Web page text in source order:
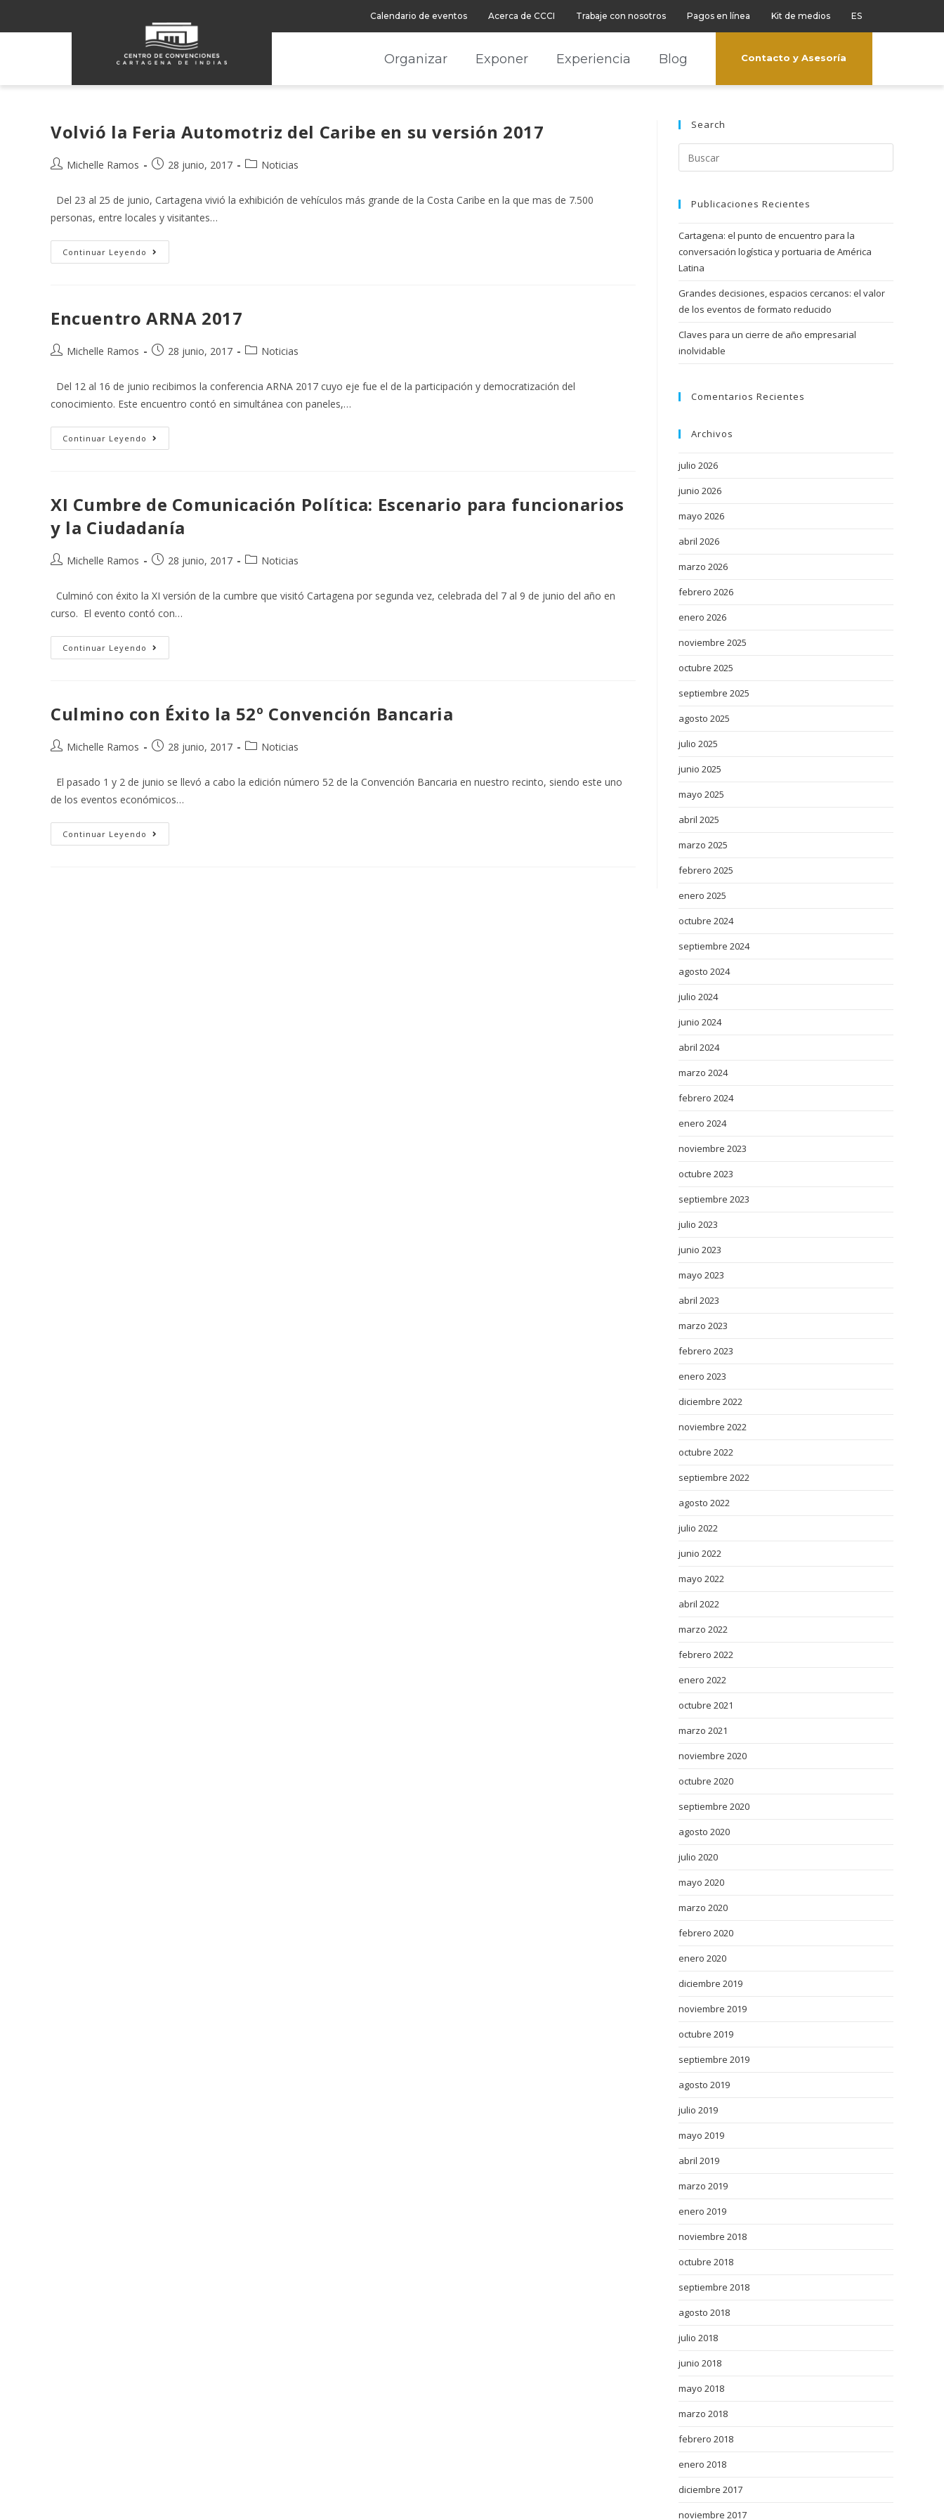
Calendario de eventos Acerca de CCCI Trabaje con nosotros Pagos en línea Kit de medios ES
Organizar Exponer Experiencia Blog Contacto y Asesoría
Volvió la Feria Automotriz del Caribe en su versión 2017
Michelle Ramos 28 junio, 2017 Noticias
Del 23 al 25 de junio, Cartagena vivió la exhibición de vehículos más grande de la Costa Caribe en la que mas de 7.500
personas, entre locales y visitantes…
Continuar Leyendo
Encuentro ARNA 2017
Michelle Ramos 28 junio, 2017 Noticias
Del 12 al 16 de junio recibimos la conferencia ARNA 2017 cuyo eje fue el de la participación y democratización del
conocimiento. Este encuentro contó en simultánea con paneles,…
Continuar Leyendo
XI Cumbre de Comunicación Política: Escenario para funcionarios
y la Ciudadanía
Michelle Ramos 28 junio, 2017 Noticias
Culminó con éxito la XI versión de la cumbre que visitó Cartagena por segunda vez, celebrada del 7 al 9 de junio del año en
curso. El evento contó con…
Continuar Leyendo
Culmino con Éxito la 52º Convención Bancaria
Michelle Ramos 28 junio, 2017 Noticias
El pasado 1 y 2 de junio se llevó a cabo la edición número 52 de la Convención Bancaria en nuestro recinto, siendo este uno
de los eventos económicos…
Continuar Leyendo
Search
Publicaciones Recientes
Cartagena: el punto de encuentro para la
conversación logística y portuaria de América
Latina
Grandes decisiones, espacios cercanos: el valor
de los eventos de formato reducido
Claves para un cierre de año empresarial
inolvidable
Comentarios Recientes
Archivos
julio 2026
junio 2026
mayo 2026
abril 2026
marzo 2026
febrero 2026
enero 2026
noviembre 2025
octubre 2025
septiembre 2025
agosto 2025
julio 2025
junio 2025
mayo 2025
abril 2025
marzo 2025
febrero 2025
enero 2025
octubre 2024
septiembre 2024
agosto 2024
julio 2024
junio 2024
abril 2024
marzo 2024
febrero 2024
enero 2024
noviembre 2023
octubre 2023
septiembre 2023
julio 2023
junio 2023
mayo 2023
abril 2023
marzo 2023
febrero 2023
enero 2023
diciembre 2022
noviembre 2022
octubre 2022
septiembre 2022
agosto 2022
julio 2022
junio 2022
mayo 2022
abril 2022
marzo 2022
febrero 2022
enero 2022
octubre 2021
marzo 2021
noviembre 2020
octubre 2020
septiembre 2020
agosto 2020
julio 2020
mayo 2020
marzo 2020
febrero 2020
enero 2020
diciembre 2019
noviembre 2019
octubre 2019
septiembre 2019
agosto 2019
julio 2019
mayo 2019
abril 2019
marzo 2019
enero 2019
noviembre 2018
octubre 2018
septiembre 2018
agosto 2018
julio 2018
junio 2018
mayo 2018
marzo 2018
febrero 2018
enero 2018
diciembre 2017
noviembre 2017